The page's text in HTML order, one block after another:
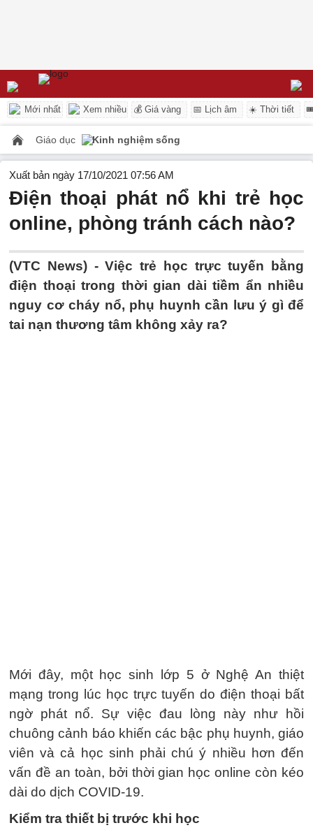
Mới nhất Xem nhiều 💰 Giá vàng 📅 Lịch âm ☀️ Thời tiết
Giáo dục Kinh nghiệm sống
Xuất bản ngày 17/10/2021 07:56 AM
Điện thoại phát nổ khi trẻ học
online, phòng tránh cách nào?
(VTC News) -Việc trẻ học trực tuyến bằng
điện thoại trong thời gian dài tiềm ẩn nhiều
nguy cơ cháy nổ, phụ huynh cần lưu ý gì để
tai nạn thương tâm không xảy ra?
Mới đây, một học sinh lớp 5 ở Nghệ An thiệt
mạng trong lúc học trực tuyến do điện thoại bất
ngờ phát nổ. Sự việc đau lòng này như hồi
chuông cảnh báo khiến các bậc phụ huynh, giáo
viên và cả học sinh phải chú ý nhiều hơn đến
vấn đề an toàn, bởi thời gian học online còn kéo
dài do dịch COVID-19.
Kiểm tra thiết bị trước khi học